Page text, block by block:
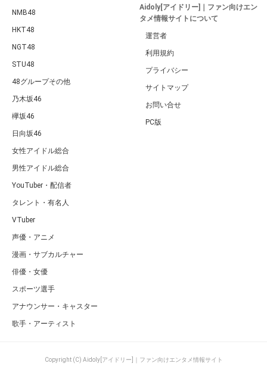
NMB48
HKT48
NGT48
STU48
48グループその他
乃木坂46
欅坂46
日向坂46
女性アイドル総合
男性アイドル総合
YouTuber・配信者
タレント・有名人
VTuber
声優・アニメ
漫画・サブカルチャー
俳優・女優
スポーツ選手
アナウンサー・キャスター
歌手・アーティスト
Aidoly[アイドリー]｜ファン向けエン
タメ情報サイトについて
運営者
利用規約
プライバシー
サイトマップ
お問い合せ
PC版
Copyright (C) Aidoly[アイドリー]｜ファン向けエンタメ情報サイト